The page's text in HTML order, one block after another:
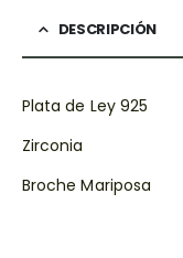
DESCRIPCIÓN
Plata de Ley 925
Zirconia
Broche Mariposa